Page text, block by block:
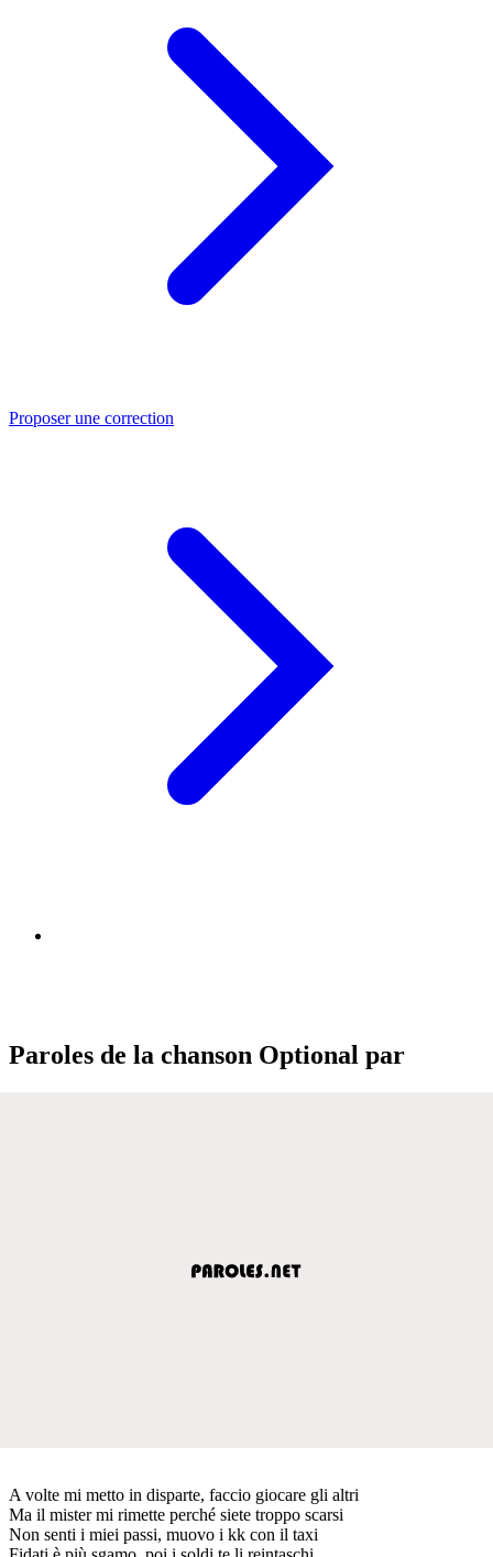
Proposer une correction
Paroles de la chanson Optional par
A volte mi metto in disparte, faccio giocare gli altri
Ma il mister mi rimette perché siete troppo scarsi
Non senti i miei passi, muovo i kk con il taxi